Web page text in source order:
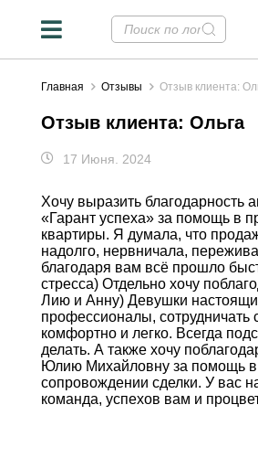
Главная Отзывы Отзыв клиента:
Отзыв клиента: Ольга
17 Июня. 2024
Хочу выразить благодарность
«Гарант успеха» за помощь в
квартиры. Я думала, что
надолго, нервничала,
благодаря вам всё прошло
стресса) Отдельно хочу
Лию и Анну) Девушки
профессионалы, сотрудничать
комфортно и легко. Всегда
делать. А также хочу
Юлию Михайловну за помощь
сопровождении сделки. У вас
команда, успехов вам и